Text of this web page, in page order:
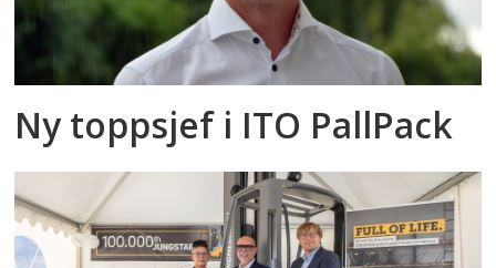
Ny toppsjef i ITO PallPack